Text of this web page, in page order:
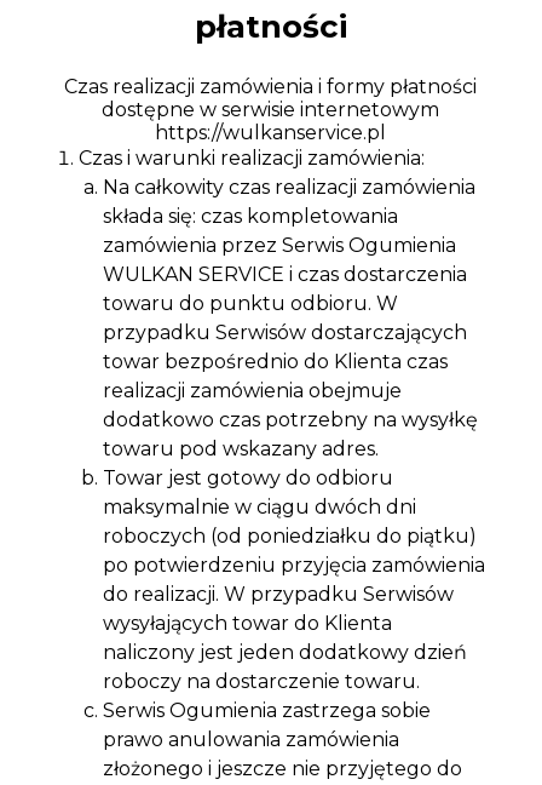
płatności
Czas realizacji zamówienia i formy płatności
dostępne w serwisie internetowym
https://wulkanservice.pl
Czas i warunki realizacji zamówienia:
Na całkowity czas realizacji zamówienia
składa się: czas kompletowania
zamówienia przez Serwis Ogumienia
WULKAN SERVICE i czas dostarczenia
towaru do punktu odbioru. W
przypadku Serwisów dostarczających
towar bezpośrednio do Klienta czas
realizacji zamówienia obejmuje
dodatkowo czas potrzebny na wysyłkę
towaru pod wskazany adres.
Towar jest gotowy do odbioru
maksymalnie w ciągu dwóch dni
roboczych (od poniedziałku do piątku)
po potwierdzeniu przyjęcia zamówienia
do realizacji. W przypadku Serwisów
wysyłających towar do Klienta
naliczony jest jeden dodatkowy dzień
roboczy na dostarczenie towaru.
Serwis Ogumienia zastrzega sobie
prawo anulowania zamówienia
złożonego i jeszcze nie przyjętego do